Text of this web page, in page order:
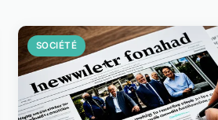
SOCIÉTÉ